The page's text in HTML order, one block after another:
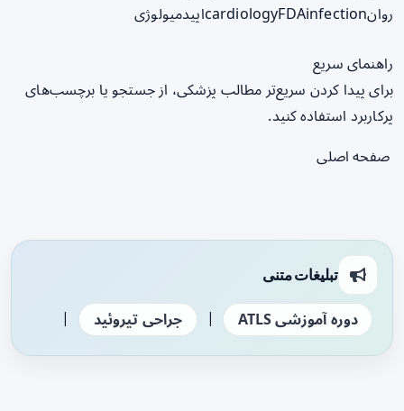
روان
cardiologyFDAinfection اپیدمیولوژی
راهنمای سریع
برای پیدا کردن سریع‌تر مطالب پزشکی، از جستجو یا برچسب‌های
پرکاربرد استفاده کنید.
صفحه اصلی
تبلیغات متنی
دوره آموزشی ATLS | جراحی تیروئید |